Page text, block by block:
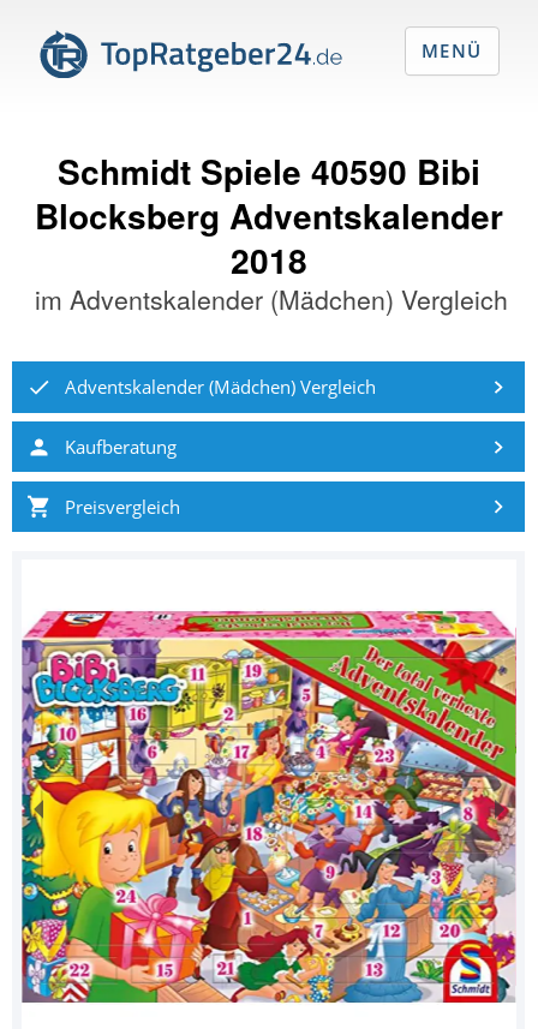
Schmidt Spiele 40590 Bibi
Blocksberg Adventskalender
2018
im Adventskalender (Mädchen) Vergleich
Adventskalender (Mädchen) Vergleich
Kaufberatung
Preisvergleich
MENÜ